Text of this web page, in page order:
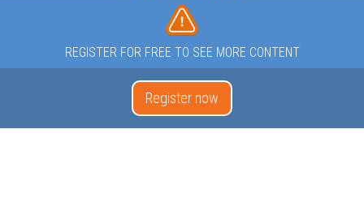
REGISTER FOR FREE TO SEE MORE CONTENT
Register now